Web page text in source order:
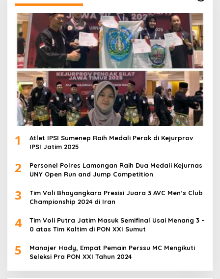
1
Atlet IPSI Sumenep Raih Medali Perak di Kejurprov
IPSI Jatim 2025
2
Personel Polres Lamongan Raih Dua Medali Kejurnas
UNY Open Run and Jump Competition
3
Tim Voli Bhayangkara Presisi Juara 3 AVC Men’s Club
Championship 2024 di Iran
4
Tim Voli Putra Jatim Masuk Semifinal Usai Menang 3 –
0 atas Tim Kaltim di PON XXI Sumut
5
Manajer Hady, Empat Pemain Perssu MC Mengikuti
Seleksi Pra PON XXI Tahun 2024